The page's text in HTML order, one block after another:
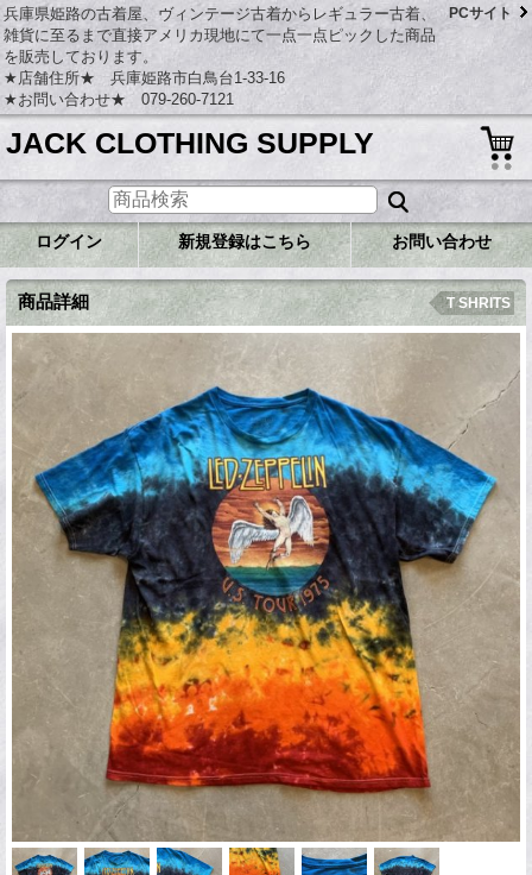
兵庫県姫路の古着屋、ヴィンテージ古着からレギュラー古着、
雑貨に至るまで直接アメリカ現地にて一点一点ピックした商品
を販売しております。
★店舗住所★ 兵庫姫路市白鳥台1-33-16
★お問い合わせ★ 079-260-7121
PCサイト
JACK CLOTHING SUPPLY
ログイン 新規登録はこちら お問い合わせ
商品詳細 T SHRITS